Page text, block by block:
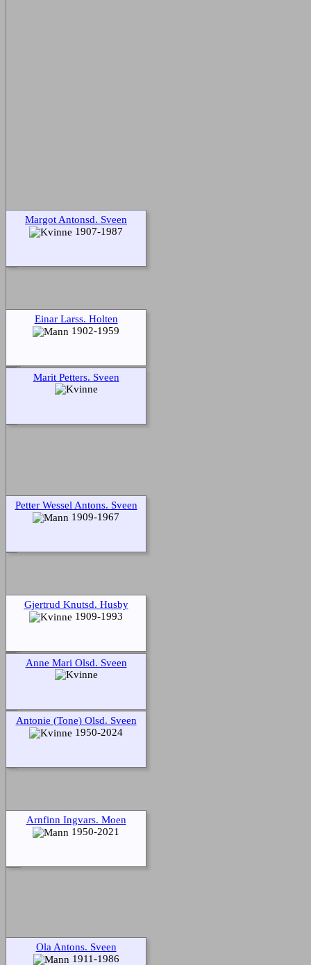
Margot Antonsd. Sveen
1907-1987
Einar Larss. Holten
1902-1959
Marit Petters. Sveen
Petter Wessel Antons. Sveen
1909-1967
Gjertrud Knutsd. Husby
1909-1993
Anne Mari Olsd. Sveen
Antonie (Tone) Olsd. Sveen
1950-2024
Arnfinn Ingvars. Moen
1950-2021
Ola Antons. Sveen
1911-1986